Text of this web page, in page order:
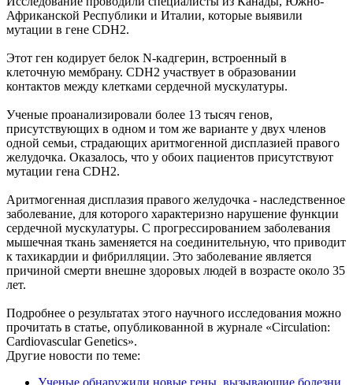
Африканской Республики и Италии, которые выявили
мутации в гене CDH2.
Этот ген кодирует белок N-кадгерин, встроенный в
клеточную мембрану. CDH2 участвует в образовании
контактов между клетками сердечной мускулатуры.
Ученые проанализировали более 13 тысяч генов,
присутствующих в одном и том же варианте у двух членов
одной семьи, страдающих аритмогенной дисплазией правого
желудочка. Оказалось, что у обоих пациентов присутствуют
мутации гена CDH2.
Аритмогенная дисплазия правого желудочка - наследственное
заболевание, для которого характеризно нарушение функции
сердечной мускулатуры. С прогрессированием заболевания
мышечная ткань заменяется на соединительную, что приводит
к тахикардии и фибрилляции. Это заболевание является
причиной смерти внешне здоровых людей в возрасте около 35
лет.
Подробнее о результатах этого научного исследования можно
прочитать в статье, опубликованной в журнале «Circulation:
Cardiovascular Genetics».
Другие новости по теме:
Ученые обнаружили новые гены, вызывающие болезни